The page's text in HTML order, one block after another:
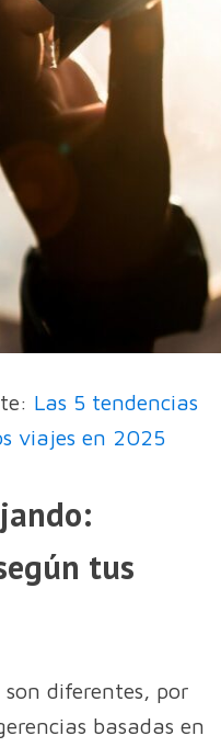
Las 5 tendencias
viajes en 2025
tus
diferentes, por
basadas en